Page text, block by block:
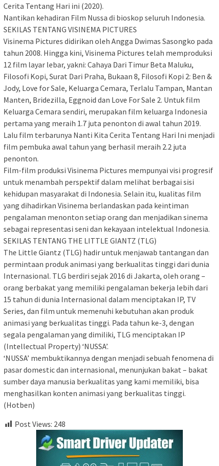
Cerita Tentang Hari ini (2020).
Nantikan kehadiran Film Nussa di bioskop seluruh Indonesia.
SEKILAS TENTANG VISINEMA PICTURES
Visinema Pictures didirikan oleh Angga Dwimas Sasongko pada
tahun 2008. Hingga kini, Visinema Pictures telah memproduksi
12 film layar lebar, yakni: Cahaya Dari Timur Beta Maluku,
Filosofi Kopi, Surat Dari Praha, Bukaan 8, Filosofi Kopi 2: Ben &
Jody, Love for Sale, Keluarga Cemara, Terlalu Tampan, Mantan
Manten, Bridezilla, Eggnoid dan Love For Sale 2. Untuk film
Keluarga Cemara sendiri, merupakan film keluarga Indonesia
pertama yang meraih 1.7 juta penonton di awal tahun 2019.
Lalu film terbarunya Nanti Kita Cerita Tentang Hari Ini menjadi
film pembuka awal tahun yang berhasil meraih 2.2 juta
penonton.
Film-film produksi Visinema Pictures mempunyai visi progresif
untuk menambah perspektif dalam melihat berbagai sisi
kehidupan masyarakat di Indonesia. Selain itu, kualitas film
yang dihadirkan Visinema berlandaskan pada keintiman
pengalaman menonton setiap orang dan menjadikan sinema
sebagai representasi seni dan kekayaan intelektual Indonesia.
SEKILAS TENTANG THE LITTLE GIANTZ (TLG)
The Little Giantz (TLG) hadir untuk menjawab tantangan dan
permintaan produk animasi yang berkualitas tinggi dari dunia
Internasional. TLG berdiri sejak 2016 di Jakarta, oleh orang –
orang berbakat yang memiliki pengalaman bekerja lebih dari
15 tahun di dunia Internasional dalam menciptakan IP, TV
Series, dan film untuk memenuhi kebutuhan akan produk
animasi yang berkualitas tinggi. Pada tahun ke-3, dengan
segala pengalaman yang dimiliki, TLG menciptakan IP
(Intellectual Property) ‘NUSSA’.
‘NUSSA’ membuktikannya dengan menjadi sebuah fenomena di
pasar domestic dan internasional, menunjukan bakat – bakat
sumber daya manusia berkualitas yang kami memiliki, bisa
menghasilkan konten animasi yang berkualitas tinggi.
(Hotben)
Post Views: 248